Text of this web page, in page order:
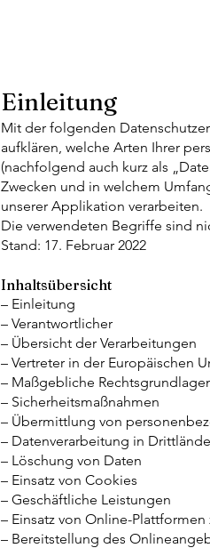
Einleitung
Mit der folgenden
aufklären, welche Arten Ihrer
(nachfolgend auch kurz als
Zwecken und in welchem
unserer Applikation verarbeiten.
Die verwendeten Begriffe sind
Stand: 17. Februar 2022
Inhaltsübersicht
– Einleitung
– Verantwortlicher
– Übersicht der Verarbeitungen
– Vertreter in der Europäischen
– Maßgebliche
– Sicherheitsmaßnahmen
– Übermittlung von
– Datenverarbeitung in
– Löschung von Daten
– Einsatz von Cookies
– Geschäftliche Leistungen
– Einsatz von Online-
– Bereitstellung des